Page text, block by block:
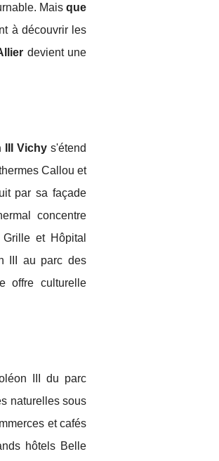
Mais que
à découvrir les
devient une
III Vichy s'étend
Callou et
par sa façade
concentre
et Hôpital
III au parc des
offre culturelle
III du parc
naturelles sous
et cafés
hôtels Belle